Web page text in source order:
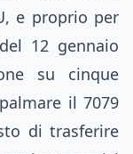
e proprio per
12 gennaio
su cinque
il 7079
di trasferire